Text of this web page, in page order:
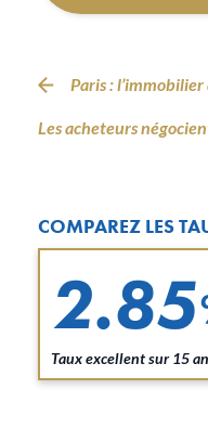
Paris :
Les acheteurs
COMPAREZ LES
2.85
Taux excellent sur 15